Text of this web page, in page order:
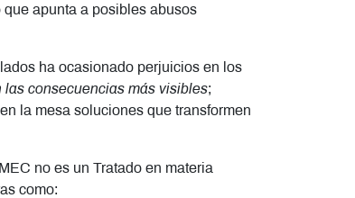
apunta a posibles abusos
ha ocasionado perjuicios en los
las consecuencias más visibles;
la mesa soluciones que transformen
no es un Tratado en materia
como: